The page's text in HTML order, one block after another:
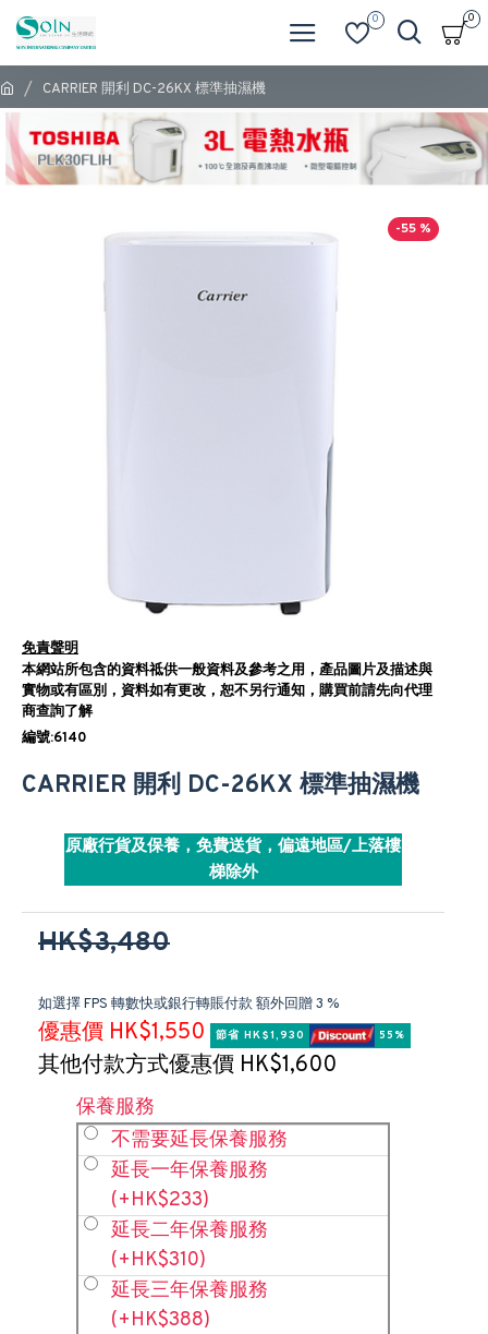
0 0
CARRIER 開利 DC-26KX 標準抽濕機
-55 %
免責聲明
本網站所包含的資料祗供一般資料及參考之用，產品圖片及描述與
實物或有區別，資料如有更改，恕不另行通知，購買前請先向代理
商查詢了解
編號:6140
CARRIER 開利 DC-26KX 標準抽濕機
原廠行貨及保養，免費送貨，偏遠地區/上落樓
梯除外
HK$3,480
如選擇 FPS 轉數快或銀行轉賬付款 額外回贈 3 %
優惠價 HK$1,550 節省 HK$1,930 55%
其他付款方式優惠價 HK$1,600
保養服務
不需要延長保養服務
延長一年保養服務
(+HK$233)
延長二年保養服務
(+HK$310)
延長三年保養服務
(+HK$388)